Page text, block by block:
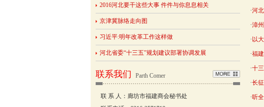
2016河北要干这些大事 件件与你息息相关
京津冀脉络走向图
习近平:明年改革工作这样做
河北省委“十三五”规划建议部署协调发展
联系我们 Parth Comer
联 系 人：廊坊市福建商会秘书处
·河
·漳
· 以
·福
·十
·长
·听